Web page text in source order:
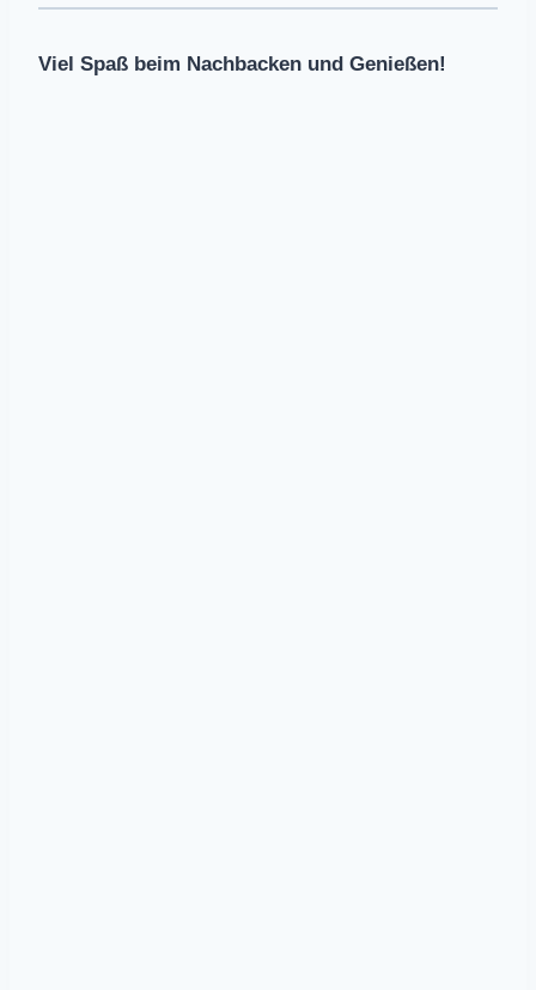
Viel Spaß beim Nachbacken und Genießen!